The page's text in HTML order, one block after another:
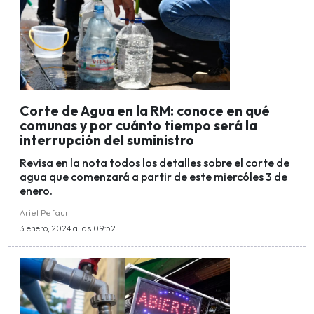
Corte de Agua en la RM: conoce en qué
comunas y por cuánto tiempo será la
interrupción del suministro
Revisa en la nota todos los detalles sobre el corte de
agua que comenzará a partir de este miercóles 3 de
enero.
Ariel Pefaur
3 enero, 2024 a las 09:52